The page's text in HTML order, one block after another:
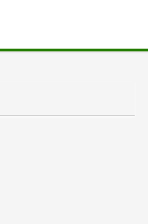
個人情報は、収集目
ります。また、個
しない範囲としま
利用しており、ご
用や第三者への提